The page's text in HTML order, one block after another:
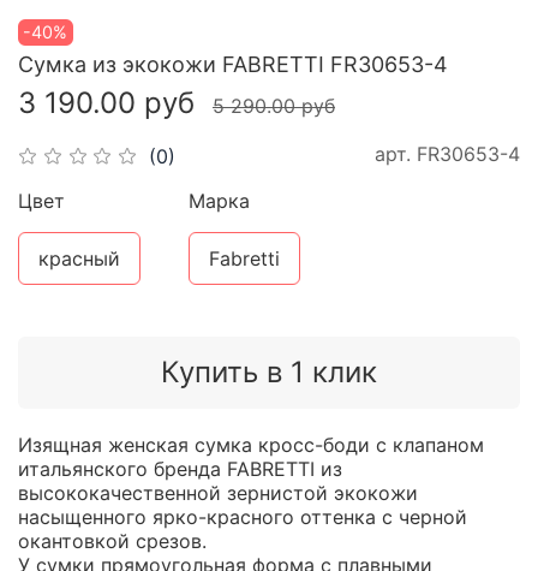
-40%
(0) арт. FR30653-4
Сумка из экокожи FABRETTI FR30653-4
3 190.00 руб 5 290.00 руб
Купить в 1 клик
Цвет
красный
Марка
Fabretti
Изящная женская сумка кросс-боди с клапаном
итальянского бренда FABRETTI из
высококачественной зернистой экокожи
насыщенного ярко-красного оттенка с черной
окантовкой срезов.
У сумки прямоугольная форма с плавными